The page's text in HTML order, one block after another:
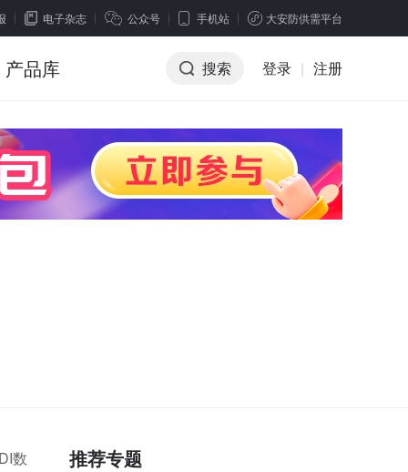
电子杂志 公众号 手机站 大安防供需平台
产品库 搜索 登录 | 注册
数
推荐专题